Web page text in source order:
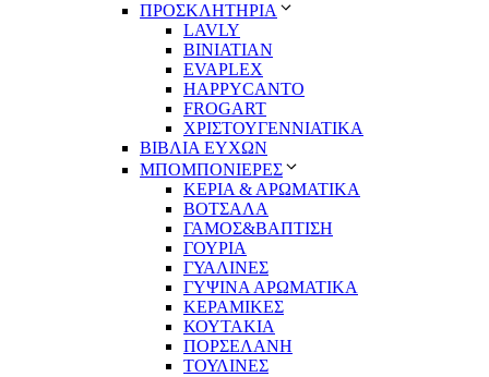
ΠΡΟΣΚΛΗΤΗΡΙΑ
LAVLY
BINIATIAN
EVAPLEX
HAPPYCANTO
FROGART
ΧΡΙΣΤΟΥΓΕΝΝΙΑΤΙΚΑ
ΒΙΒΛΙΑ ΕΥΧΩΝ
ΜΠΟΜΠΟΝΙΕΡΕΣ
ΚΕΡΙΑ & ΑΡΩΜΑΤΙΚΑ
ΒΟΤΣΑΛΑ
ΓΑΜΟΣ&ΒΑΠΤΙΣΗ
ΓΟΥΡΙΑ
ΓΥΑΛΙΝΕΣ
ΓΥΨΙΝΑ ΑΡΩΜΑΤΙΚΑ
ΚΕΡΑΜΙΚΕΣ
ΚΟΥΤΑΚΙΑ
ΠΟΡΣΕΛΑΝΗ
ΤΟΥΛΙΝΕΣ